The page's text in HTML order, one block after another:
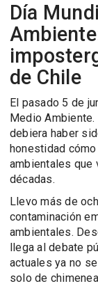
Día
de Chile
El pasado 5 de
Medio
debiera haber
honestidad
ambientales que
décadas.
Llevo más de
contaminación
ambientales.
llega al debate
actuales ya no
solo de